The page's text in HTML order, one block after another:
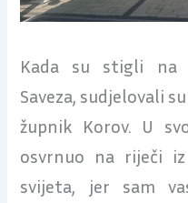
Kada su stigli na
Saveza, sudjelovali
župnik Korov. U
osvrnuo na riječi
svijeta, jer sam